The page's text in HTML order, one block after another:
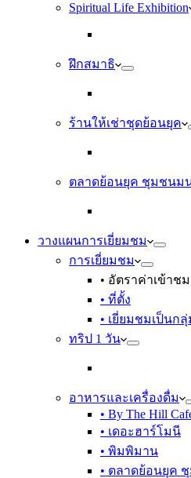
Spiritual Life Exhibition
ฝึกสมาธิ
ร้านให้เช่าชุดย้อนยุค
ตลาดย้อนยุค ชุมชนม
วางแผนการเยี่ยมชม
การเยี่ยมชม
• อัตราค่าเข้าชม
• ที่ตั้ง
• เยี่ยมชมเป็นกลุ่
ทริป 1 วัน
อาหารและเครื่องดื่ม
• By The Hill
• เดอะฮาร์โมนี
• พิมพิมาน
• ตลาดย้อนยุค